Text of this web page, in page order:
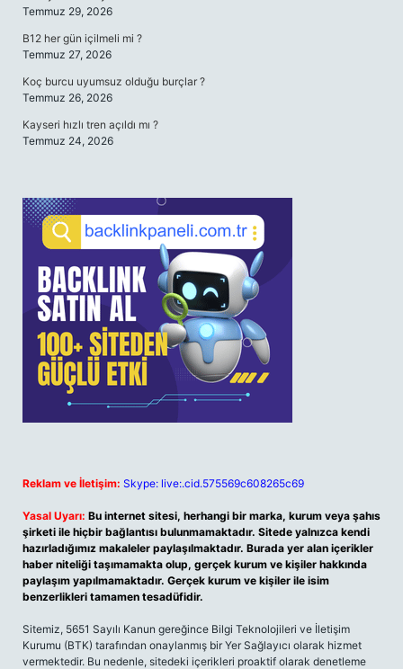
Temmuz 29, 2026
B12 her gün içilmeli mi ?
Temmuz 27, 2026
Koç burcu uyumsuz olduğu burçlar ?
Temmuz 26, 2026
Kayseri hızlı tren açıldı mı ?
Temmuz 24, 2026
Reklam ve İletişim: Skype: live:.cid.575569c608265c69
Yasal Uyarı: Bu internet sitesi, herhangi bir marka, kurum veya şahıs
şirketi ile hiçbir bağlantısı bulunmamaktadır. Sitede yalnızca kendi
hazırladığımız makaleler paylaşılmaktadır. Burada yer alan içerikler
haber niteliği taşımamakta olup, gerçek kurum ve kişiler hakkında
paylaşım yapılmamaktadır. Gerçek kurum ve kişiler ile isim
benzerlikleri tamamen tesadüfidir.
Sitemiz, 5651 Sayılı Kanun gereğince Bilgi Teknolojileri ve İletişim
Kurumu (BTK) tarafından onaylanmış bir Yer Sağlayıcı olarak hizmet
vermektedir. Bu nedenle, sitedeki içerikleri proaktif olarak denetleme